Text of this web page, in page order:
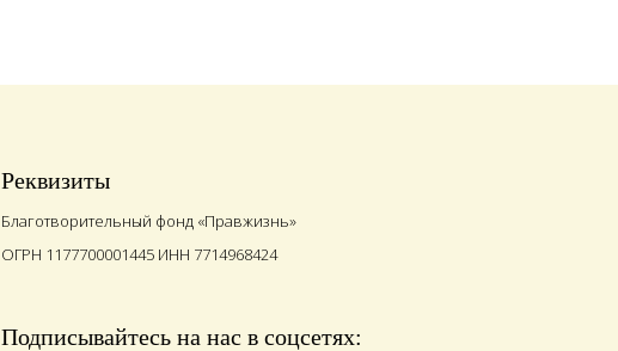
Реквизиты
Благотворительный фонд «Правжизнь»
ОГРН 1177700001445 ИНН 7714968424
Подписывайтесь на нас в соцсетях: